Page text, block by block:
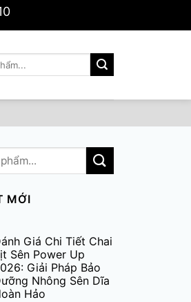
MỚI
Giá Chi Tiết Chai
Sên Power Up
Giải Pháp Bảo
Nhông Sên Dĩa
Hảo